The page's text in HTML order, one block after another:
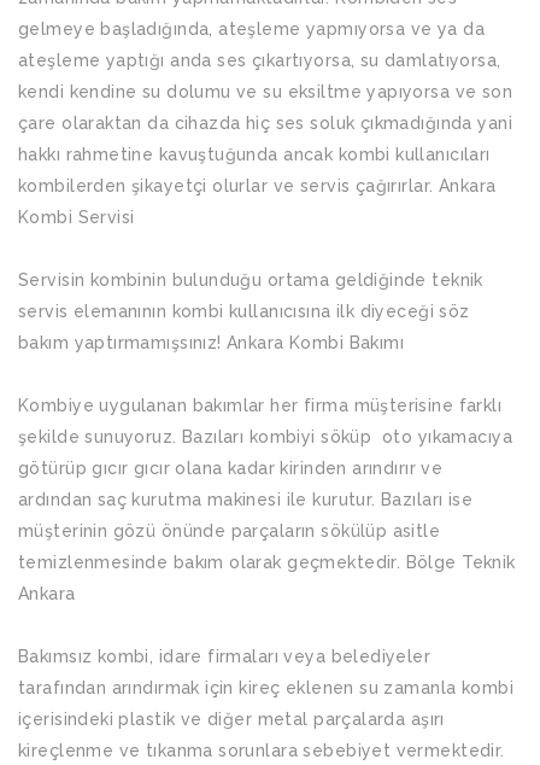
gelmeye başladığında, ateşleme yapmıyorsa ve ya da
ateşleme yaptığı anda ses çıkartıyorsa, su damlatıyorsa,
kendi kendine su dolumu ve su eksiltme yapıyorsa ve son
çare olaraktan da cihazda hiç ses soluk çıkmadığında yani
hakkı rahmetine kavuştuğunda ancak kombi kullanıcıları
kombilerden şikayetçi olurlar ve servis çağırırlar. Ankara
Kombi Servisi
Servisin kombinin bulunduğu ortama geldiğinde teknik
servis elemanının kombi kullanıcısına ilk diyeceği söz
bakım yaptırmamışsınız! Ankara Kombi Bakımı
Kombiye uygulanan bakımlar her firma müşterisine farklı
şekilde sunuyoruz. Bazıları kombiyi söküp oto yıkamacıya
götürüp gıcır gıcır olana kadar kirinden arındırır ve
ardından saç kurutma makinesi ile kurutur. Bazıları ise
müşterinin gözü önünde parçaların sökülüp asitle
temizlenmesinde bakım olarak geçmektedir. Bölge Teknik
Ankara
Bakımsız kombi, idare firmaları veya belediyeler
tarafından arındırmak için kireç eklenen su zamanla kombi
içerisindeki plastik ve diğer metal parçalarda aşırı
kireçlenme ve tıkanma sorunlara sebebiyet vermektedir.